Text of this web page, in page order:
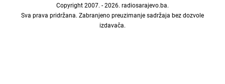
Copyright 2007. - 2026. radiosarajevo.ba.
Sva prava pridržana. Zabranjeno preuzimanje sadržaja bez dozvole
izdavača.